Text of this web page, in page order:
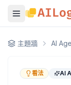
外部工具接越多，越
工具接起來當然重
我踩過的坑很簡單
主題牆 AI
看法 AI